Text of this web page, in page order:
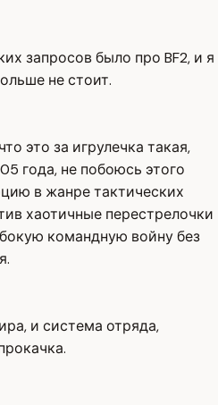
запросов было про BF2, и я
не стоит.
это за игрулечка такая,
года, не побоюсь этого
в жанре тактических
хаотичные перестрелочки
командную войну без
и система отряда,